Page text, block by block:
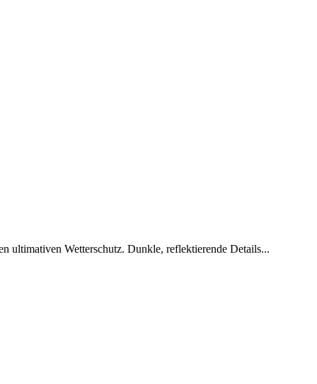
ultimativen Wetterschutz. Dunkle, reflektierende Details...